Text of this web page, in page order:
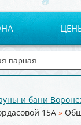
и бани
15А »